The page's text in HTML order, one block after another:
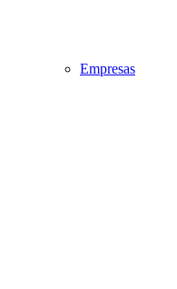
Empresas